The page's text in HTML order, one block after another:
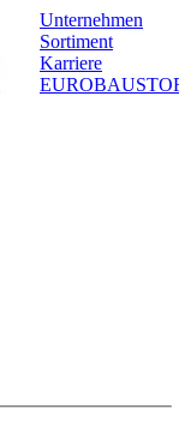
Unternehmen
Sortiment
Karriere